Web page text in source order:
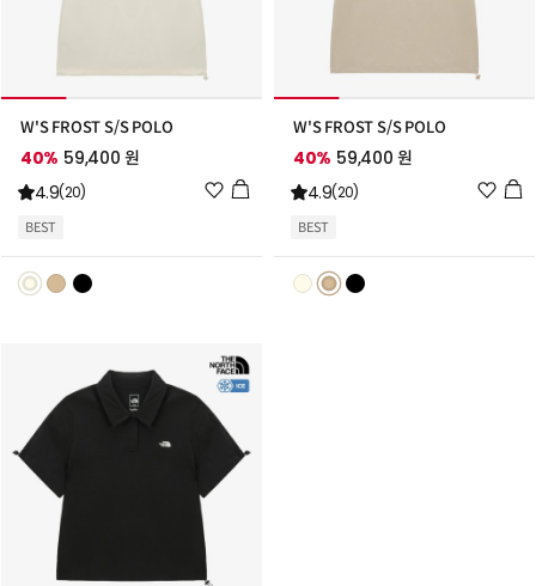
W'S FROST S/S POLO
59,400 원
40%
위
4.9(20)
BEST
W'S FROST S/S POLO
59,400 원
40%
위
4.9(20)
BEST